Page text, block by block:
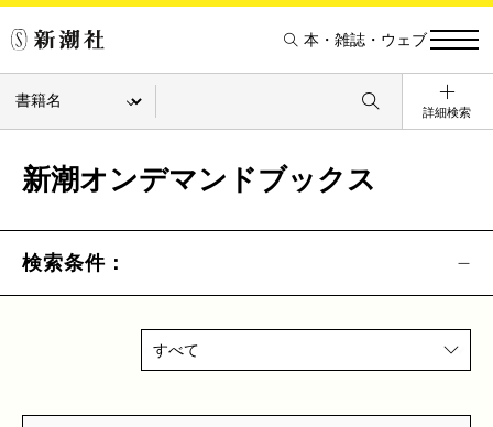
本・雑誌・ウェブ
詳細検索
新潮オンデマンドブックス
検索条件：
すべて